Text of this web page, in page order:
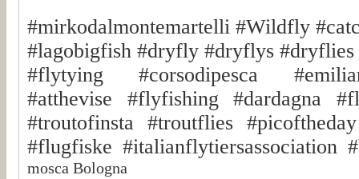
#mirkodalmontemartelli #Wildfly
#lagobigfish #dryfly #dryflys
#flytying #corsodipesca
#atthevise #flyfishing #dardagna
#troutofinsta #troutflies
#flugfiske
mosca Bologna